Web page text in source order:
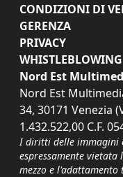
CONDIZIONI DI
GERENZA
PRIVACY
WHISTLEBLOWING
Nord Est
Nord Est
34, 30171 Venezia
1.432.522,00 C.F.
I diritti delle immagini
espressamente
mezzo e l'adattamento